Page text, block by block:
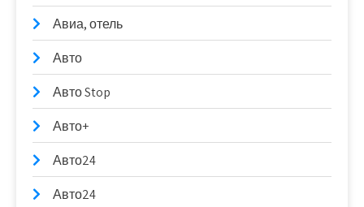
Авиа, отель
Авто
Авто Stop
Авто+
Авто24
Авто24